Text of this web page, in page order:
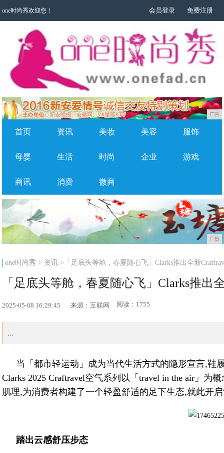
one时尚秀欢迎您！ 会员登录 免费注册
广告
首页 资讯 美妆 美容 服饰
母婴 生活 时尚 企业 游戏
商讯 消费 微商
广告
one时尚秀 > 资讯 >「足底头等舱，春夏随心飞」Clarks推出全新
「足底头等舱，春夏随心飞」Clarks推出
2025-05-08 16:29:45 来源：互联网 阅读：1755
...
当「都市轻运动」成为当代生活方式的隐形宣言,鞋
Clarks 2025 Craftravel空气系列以「travel in the air」
肌理,为消费者构建了一个轻盈舒适的足下生态,就此开
踏出云感舒压步态